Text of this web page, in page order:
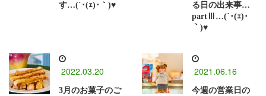
す…(´･(ｪ)･｀)♥️
る日の出来事…
partⅢ…(´･(ｪ)･
｀)♥
2022.03.20
3月のお菓子のご
2021.06.16
今週の営業日の